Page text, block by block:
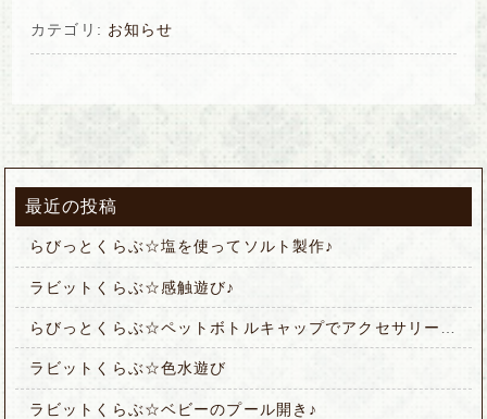
カテゴリ: お知らせ
最近の投稿
らびっとくらぶ☆塩を使ってソルト製作♪
ラビットくらぶ☆感触遊び♪
ラビットくらぶ☆色水遊び
ラビットくらぶ☆ベビーのプール開き♪